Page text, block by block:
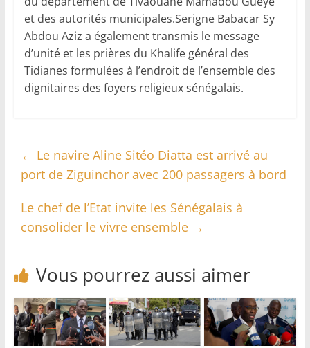
et des autorités municipales.Serigne Babacar Sy
Abdou Aziz a également transmis le message
d’unité et les prières du Khalife général des
Tidianes formulées à l’endroit de l’ensemble des
dignitaires des foyers religieux sénégalais.
← Le navire Aline Sitéo Diatta est arrivé au
port de Ziguinchor avec 200 passagers à bord
Le chef de l’Etat invite les Sénégalais à
consolider le vivre ensemble →
Vous pourrez aussi aimer